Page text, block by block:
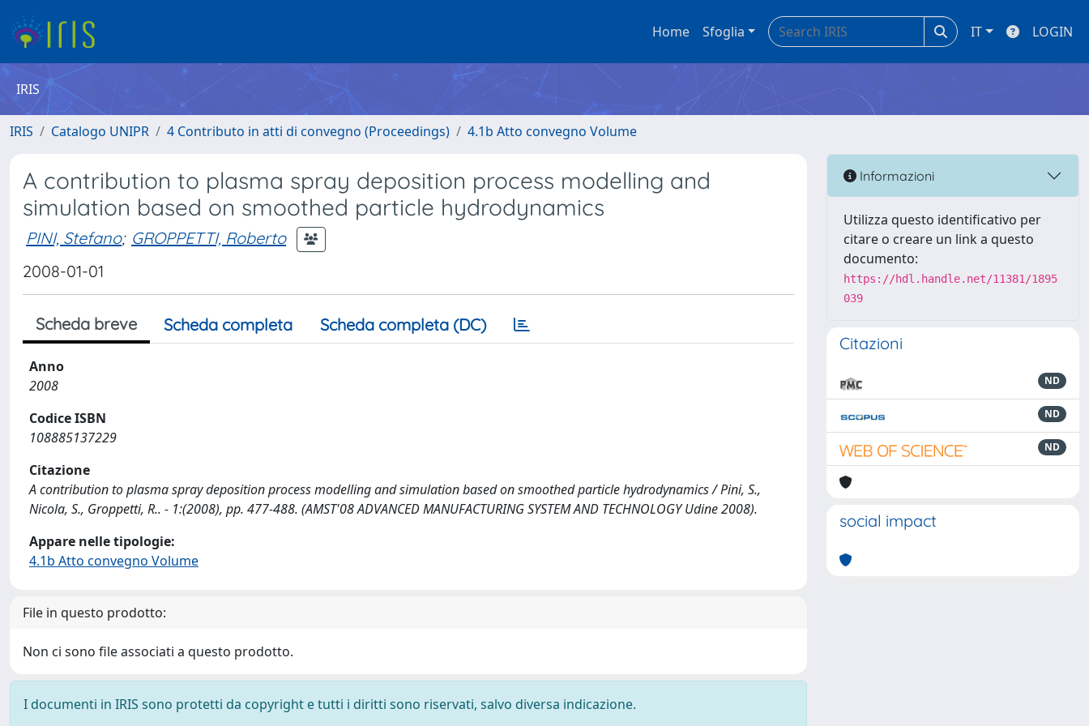
Home Sfoglia IT LOGIN
IRIS
IRIS Catalogo UNIPR 4 Contributo in atti di convegno (Proceedings) 4.1b Atto convegno Volume
A contribution to plasma spray deposition process modelling and
simulation based on smoothed particle hydrodynamics
PINI, Stefano; GROPPETTI, Roberto
2008-01-01
Scheda breve Scheda completa Scheda completa (DC)
Anno
2008
Codice ISBN
108885137229
Citazione
A contribution to plasma spray deposition process modelling and simulation based on smoothed particle hydrodynamics / Pini, S.,
Nicola, S., Groppetti, R.. - 1:(2008), pp. 477-488. (AMST'08 ADVANCED MANUFACTURING SYSTEM AND TECHNOLOGY Udine 2008).
Appare nelle tipologie:
4.1b Atto convegno Volume
File in questo prodotto:
Non ci sono file associati a questo prodotto.
I documenti in IRIS sono protetti da copyright e tutti i diritti sono riservati, salvo diversa indicazione.
Informazioni
Utilizza questo identificativo per
citare o creare un link a questo
documento:
https://hdl.handle.net/11381/1895
039
Citazioni
ND
ND
ND
social impact